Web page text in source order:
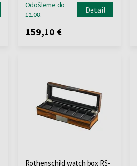
Odošleme do
12.08.
Detail
159,10 €
Rothenschild watch box RS-